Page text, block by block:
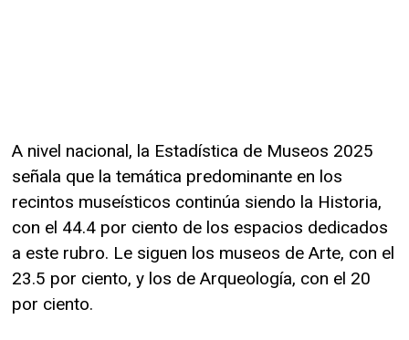
A nivel nacional, la Estadística de Museos 2025
señala que la temática predominante en los
recintos museísticos continúa siendo la Historia,
con el 44.4 por ciento de los espacios dedicados
a este rubro. Le siguen los museos de Arte, con el
23.5 por ciento, y los de Arqueología, con el 20
por ciento.